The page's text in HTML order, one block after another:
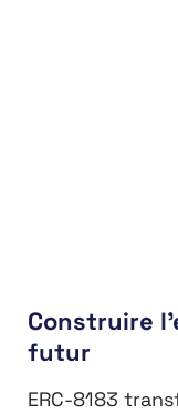
Construire
futur
ERC-8183